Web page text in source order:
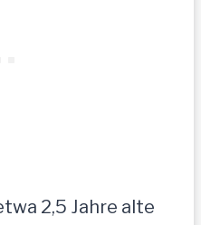
2,5 Jahre alte